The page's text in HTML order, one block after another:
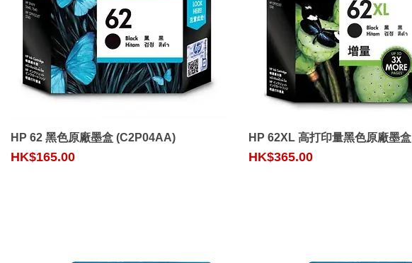
Quick View
HP 62 黑色原廠墨盒 (C2P04AA)
Price
HK$165.00
Quick View
HP 62XL 高打印量黑色原廠墨盒
Price
HK$365.00